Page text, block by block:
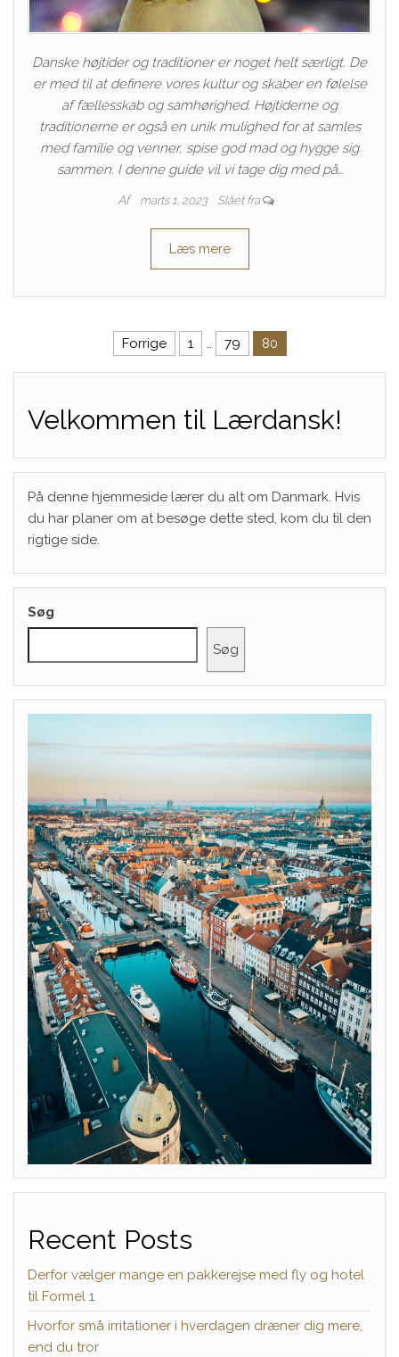
Danske højtider og traditioner er noget helt særligt. De
er med til at definere vores kultur og skaber en følelse
af fællesskab og samhørighed. Højtiderne og
traditionerne er også en unik mulighed for at samles
med familie og venner, spise god mad og hygge sig
sammen. I denne guide vil vi tage dig med på…
Af marts 1, 2023 Slået fra
Læs mere
Indlægsinddeling
Forrige 1 79 80
Velkommen til Lærdansk!
På denne hjemmeside lærer du alt om Danmark. Hvis
du har planer om at besøge dette sted, kom du til den
rigtige side.
Søg
Søg
Recent Posts
Derfor vælger mange en pakkerejse med fly og hotel
til Formel 1
Hvorfor små irritationer i hverdagen dræner dig mere,
end du tror